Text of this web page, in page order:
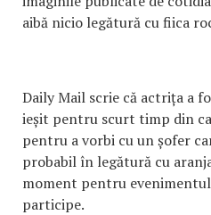
aibă nicio legătură cu fiica
Daily Mail scrie că actrița a
ieșit pentru scurt timp din
pentru a vorbi cu un șofer
probabil în legătură cu
moment pentru evenimentul
participe.